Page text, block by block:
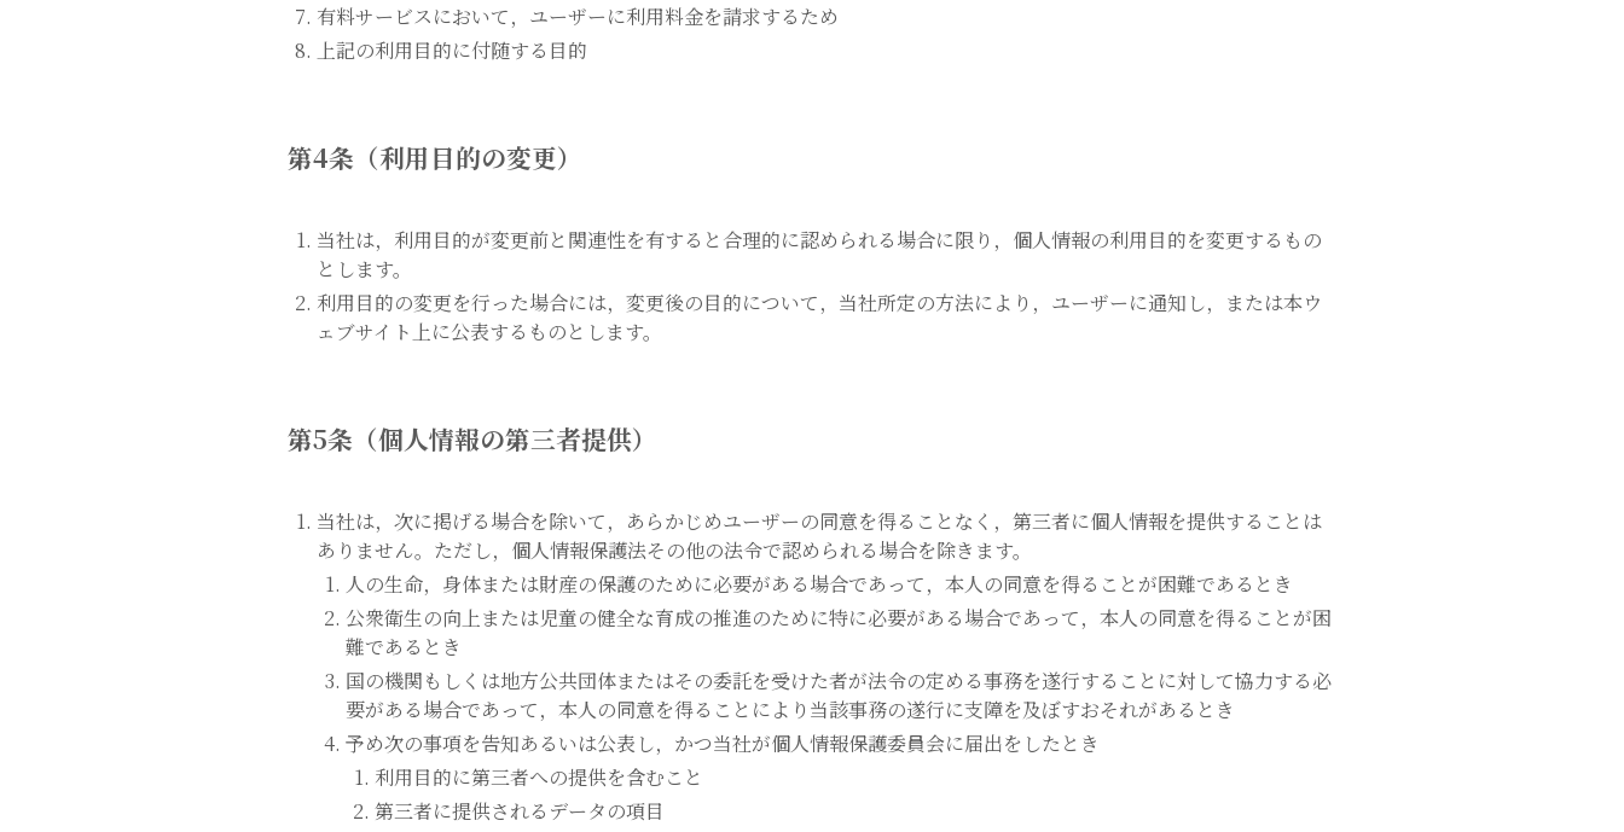
有料サービスにおいて，ユーザーに利用料金を請求するため
上記の利用目的に付随する目的
第4条（利用目的の変更）
当社は，利用目的が変更前と関連性を有すると合理的に認められる場合に限り，個人情報の利用目的を変更するもの
とします。
利用目的の変更を行った場合には，変更後の目的について，当社所定の方法により，ユーザーに通知し，または本ウ
ェブサイト上に公表するものとします。
第5条（個人情報の第三者提供）
当社は，次に掲げる場合を除いて，あらかじめユーザーの同意を得ることなく，第三者に個人情報を提供することは
ありません。ただし，個人情報保護法その他の法令で認められる場合を除きます。
人の生命，身体または財産の保護のために必要がある場合であって，本人の同意を得ることが困難であるとき
公衆衛生の向上または児童の健全な育成の推進のために特に必要がある場合であって，本人の同意を得ることが困
難であるとき
国の機関もしくは地方公共団体またはその委託を受けた者が法令の定める事務を遂行することに対して協力する必
要がある場合であって，本人の同意を得ることにより当該事務の遂行に支障を及ぼすおそれがあるとき
予め次の事項を告知あるいは公表し，かつ当社が個人情報保護委員会に届出をしたとき
利用目的に第三者への提供を含むこと
第三者に提供されるデータの項目